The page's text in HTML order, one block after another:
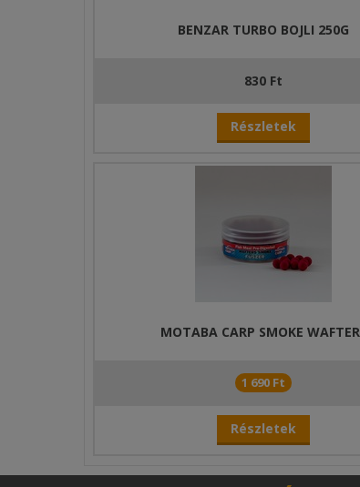
azonnal működésbe lép!
percen belül teljes egészében leoldódik az
4. A már jól megszokott ízek mellett
amely ízek a pontyok számára is az
5. Természetesen az ízek mellett a színek
rendkívül figyelemfelkeltő színnel bír, így
BENZAR TURBO BOJLI 250G
830 Ft
Részletek
MOTABA CARP SMOKE
1 690 Ft
Részletek